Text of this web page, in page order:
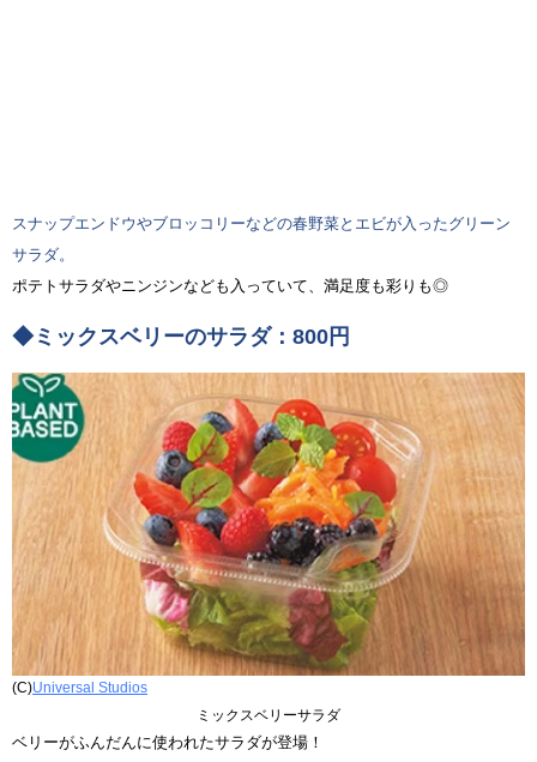
スナップエンドウやブロッコリーなどの春野菜とエビが入ったグリーン
サラダ。
ポテトサラダやニンジンなども入っていて、満足度も彩りも◎
◆ミックスベリーのサラダ：800円
(C)Universal Studios
ミックスベリーサラダ
ベリーがふんだんに使われたサラダが登場！